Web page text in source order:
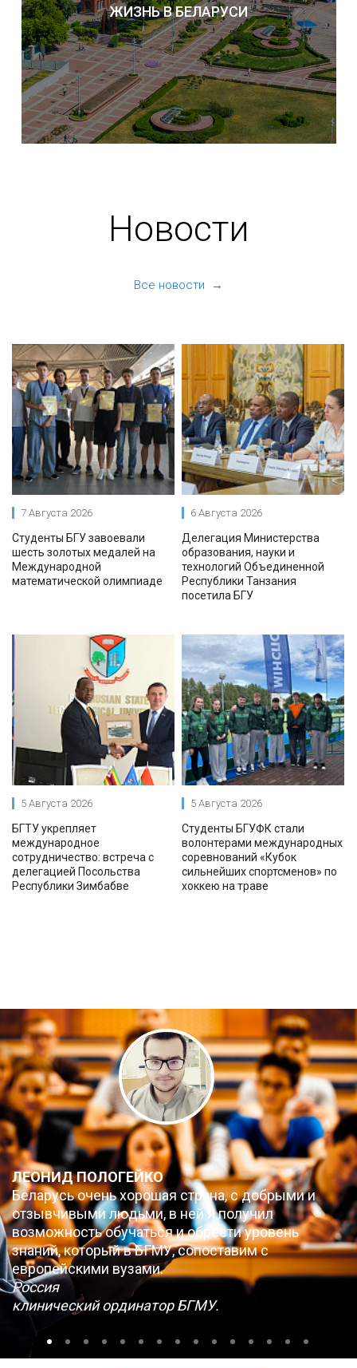
ЖИЗНЬ В БЕЛАРУСИ
Новости
Все новости →
7 Августа 2026
Студенты БГУ завоевали
шесть золотых медалей на
Международной
математической олимпиаде
6 Августа 2026
Делегация Министерства
образования, науки и
технологий Объединенной
Республики Танзания
посетила БГУ
5 Августа 2026
БГТУ укрепляет
международное
сотрудничество: встреча с
делегацией Посольства
Республики Зимбабве
5 Августа 2026
Студенты БГУФК стали
волонтерами международных
соревнований «Кубок
сильнейших спортсменов» по
хоккею на траве
ЛЕОНИД ПОЛОГЕЙКО
Беларусь очень хорошая страна, с добрыми и
отзывчивыми людьми, в ней я получил
возможность обучаться и обрести уровень
знаний, который в БГМУ, сопоставим с
европейскими вузами.
Россия
клинический ординатор БГМУ.